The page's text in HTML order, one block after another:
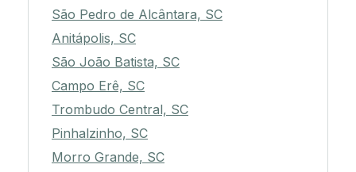
São Pedro de Alcântara, SC
Anitápolis, SC
São João Batista, SC
Campo Erê, SC
Trombudo Central, SC
Pinhalzinho, SC
Morro Grande, SC